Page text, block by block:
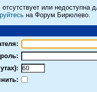
или недоступна
на Форум Бирюлево.